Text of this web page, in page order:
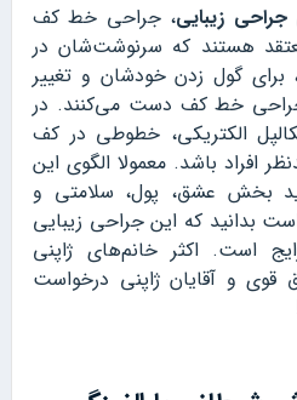
زیبایی، جراحی خط کف
هستند که سرنوشت‌شان در
گول زدن خودشان و تغییر
جراحی خط کف دست می‌کنند. در
الکتریکی، خطوطی در کف
افراد باشد. معمولا الگوی این
بخش عشق، پول، سلامتی و
بدانید که این جراحی زیبایی
است. اکثر خانم‌های ژاپنی
و آقایان ژاپنی درخواست